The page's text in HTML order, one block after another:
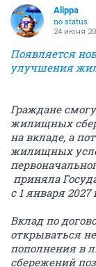
Alippa
no status
24 июня
Появляется
улучшения
Граждане
жилищных
на вкладе, а
жилищных
приняла
с 1 января 2027
Вклад по
открываться
пополнения в
сбережений